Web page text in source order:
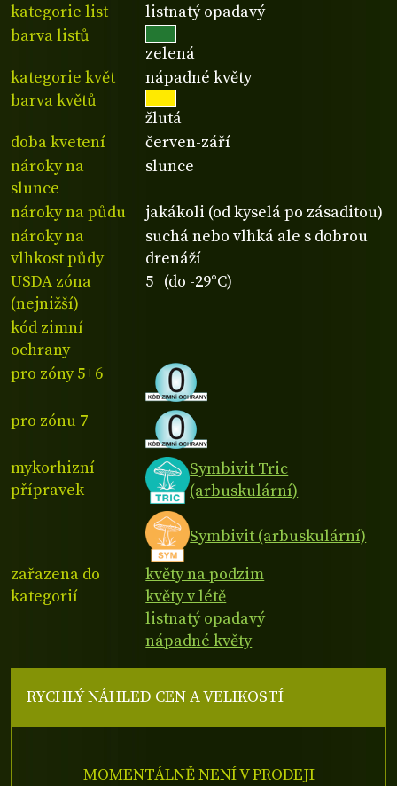
kategorie list
listnatý opadavý
barva listů
zelená
kategorie květ
nápadné květy
barva květů
žlutá
doba kvetení
červen-září
nároky na
slunce
slunce
nároky na půdu
jakákoli (od kyselá po zásaditou)
nároky na
vlhkost půdy
suchá nebo vlhká ale s dobrou
drenáží
USDA zóna
(nejnižší)
5 (do -29°C)
kód zimní
ochrany
pro zóny 5+6
pro zónu 7
mykorhizní
přípravek
Symbivit Tric
(arbuskulární)
Symbivit (arbuskulární)
zařazena do
kategorií
květy na podzim
květy v létě
listnatý opadavý
nápadné květy
RYCHLÝ NÁHLED CEN A VELIKOSTÍ
MOMENTÁLNĚ NENÍ V PRODEJI